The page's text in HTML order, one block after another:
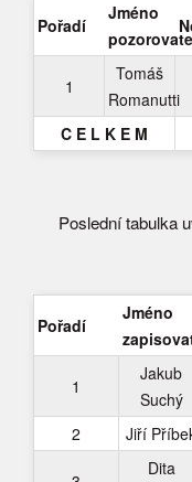
Pořadí
Jméno
1
Tomáš
Romanutti
C E L K E M
Poslední tabulka
Pořadí
Jméno
1
Jakub
Suchý
2 Jiří
Dita